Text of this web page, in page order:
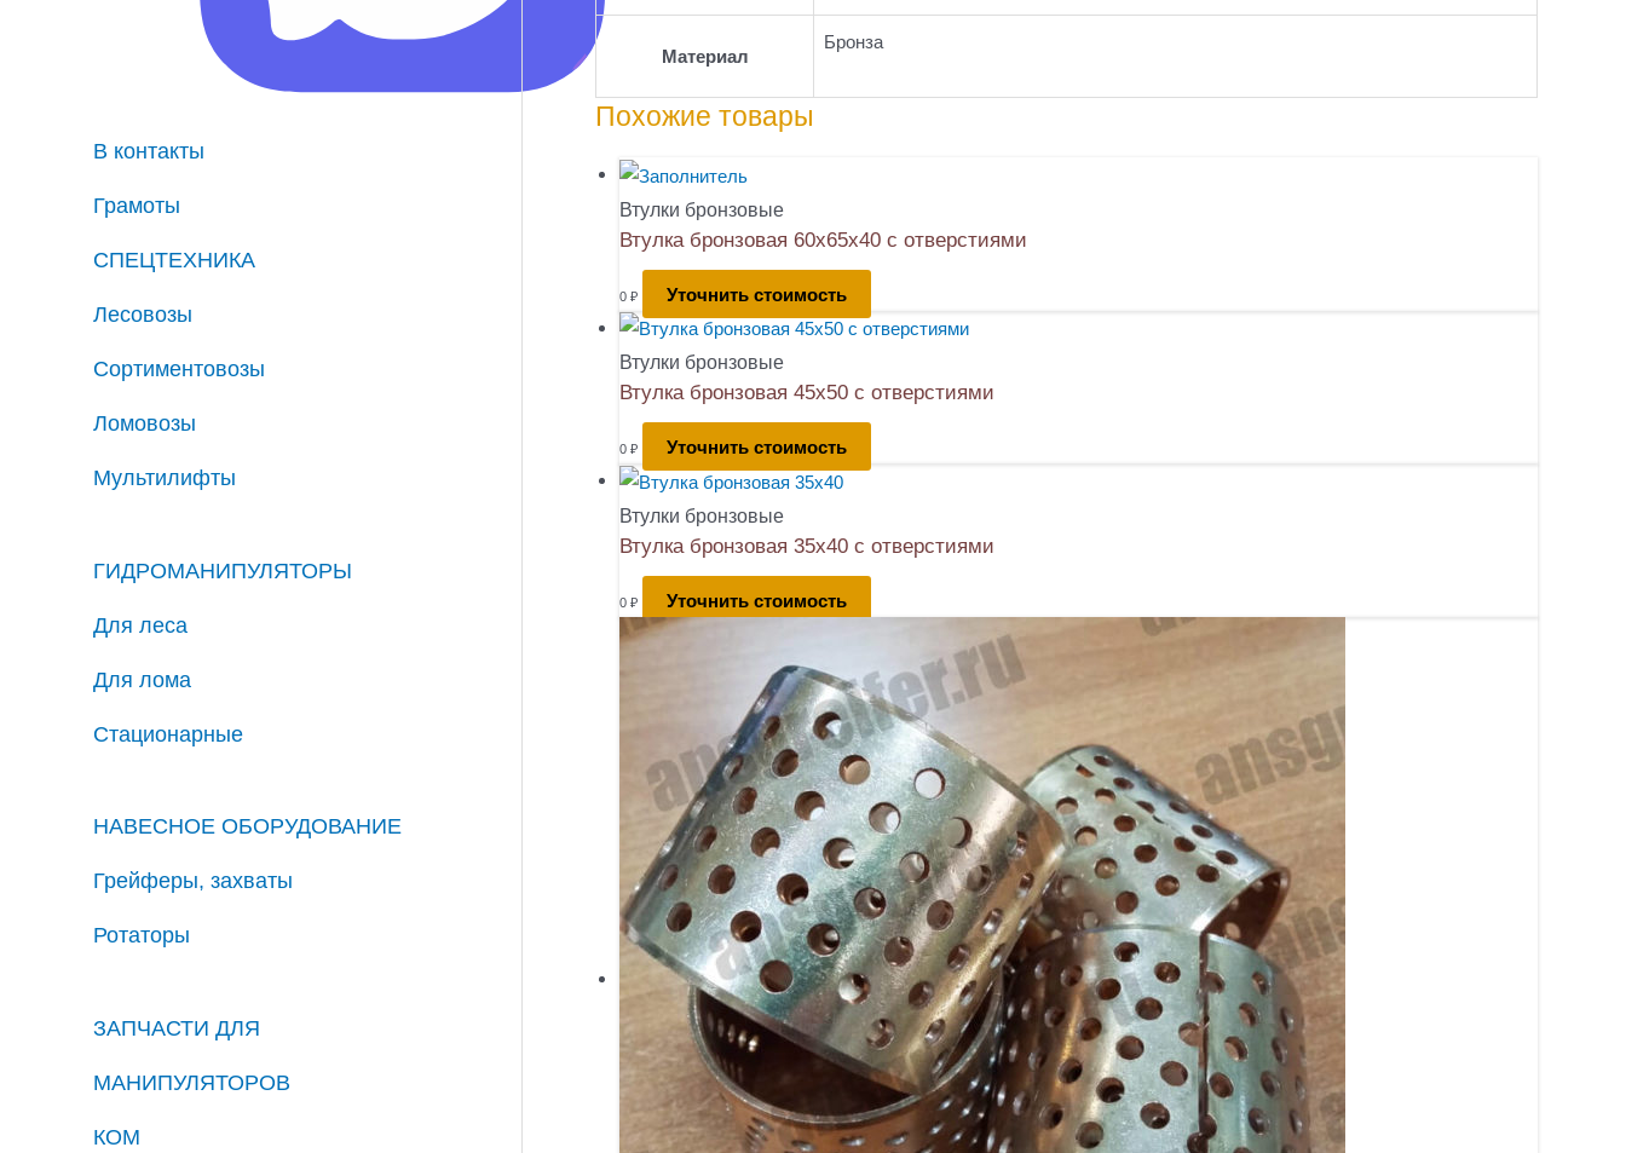
В контакты
Грамоты
СПЕЦТЕХНИКА
Лесовозы
Сортиментовозы
Ломовозы
Мультилифты
ГИДРОМАНИПУЛЯТОРЫ
Для леса
Для лома
Стационарные
НАВЕСНОЕ ОБОРУДОВАНИЕ
Грейферы, захваты
Ротаторы
ЗАПЧАСТИ ДЛЯ
МАНИПУЛЯТОРОВ
КОМ
Материал
Бронза
Похожие товары
Втулки бронзовые
Втулка бронзовая 60х65х40 с отверстиями
0 ₽ Уточнить стоимость
Втулки бронзовые
Втулка бронзовая 45х50 с отверстиями
0 ₽ Уточнить стоимость
Втулки бронзовые
Втулка бронзовая 35х40 с отверстиями
0 ₽ Уточнить стоимость